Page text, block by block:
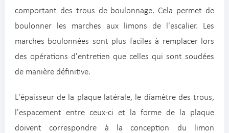
comportant des trous de boulonnage. Cela permet de
boulonner les marches aux limons de l'escalier. Les
marches boulonnées sont plus faciles à remplacer lors
des opérations d'entretien que celles qui sont soudées
de manière définitive.
L'épaisseur de la plaque latérale, le diamètre des trous,
l'espacement entre ceux-ci et la forme de la plaque
doivent correspondre à la conception du limon